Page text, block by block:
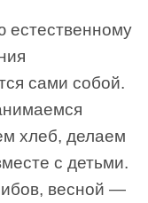
естественному
сами собой.
хлеб, делаем
с детьми.
весной —